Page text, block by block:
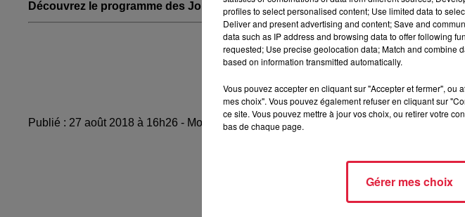
Découvrez le programme des Journées d'Automne de Riedisheim en détail: ici
Les Journée d'Automne et des Associations
8-9 septembre 2018 / Riedisheim (68)
laronde-riedisheim.fr
Publié : 27 août 2018 à 16h26 - Modifié : 17 janvier 2024 à 14h37 Top Music
profiles to select personalised content; Use limited data to
Deliver and present advertising and content; Save and
data such as IP address and browsing data to offer following
requested; Use precise geolocation data; Match and combine
based on information transmitted automatically.
Vous pouvez accepter en cliquant sur "Accepter et fermer",
mes choix". Vous pouvez également refuser en cliquant sur
ce site. Vous pouvez mettre à jour vos choix, ou retirer votre
bas de chaque page.
Gérer mes choix